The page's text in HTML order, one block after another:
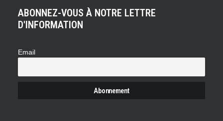
ABONNEZ-VOUS À NOTRE LETTRE
D'INFORMATION
Email